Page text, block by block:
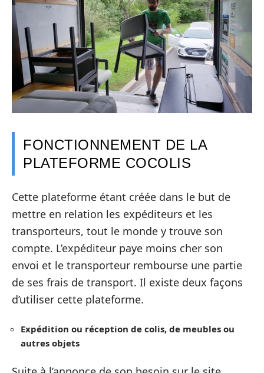
FONCTIONNEMENT DE LA
PLATEFORME COCOLIS
Cette plateforme étant créée dans le but de
mettre en relation les expéditeurs et les
transporteurs, tout le monde y trouve son
compte. L’expéditeur paye moins cher son
envoi et le transporteur rembourse une partie
de ses frais de transport. Il existe deux façons
d’utiliser cette plateforme.
Expédition ou réception de colis, de meubles ou
autres objets